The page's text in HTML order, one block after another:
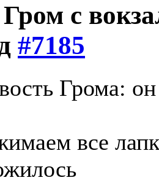
с
#7185
Грома:
все